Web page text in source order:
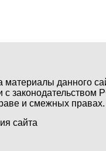
материалы данного
с законодательством
и смежных правах.
сайта